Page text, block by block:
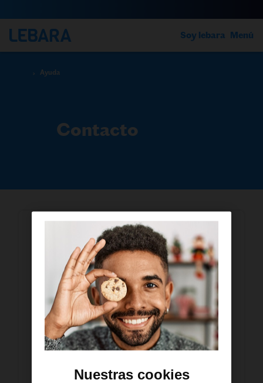
Soy lebara Menú
› Ayuda
Contacto
Escríbenos
Contacta con nosotros por redes
sociales y te responderemos lo antes
posible.
Facebook:@LebaraES
X:@lebaraes
Instagram: @lebara_es
Nuestras cookies